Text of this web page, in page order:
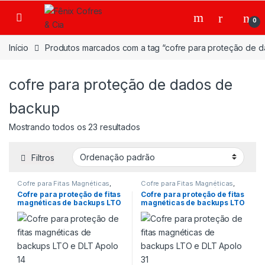
Ir para a navegação
Ir para o conteúdo
0
Início Produtos marcados com a tag “cofre para proteção de
cofre para proteção de dados de
backup
Mostrando todos os 23 resultados
Filtros
Cofre para Fitas Magnéticas,
Cofre para Fitas Magnéticas,
Cofre para proteção de
Backups,Cofre para proteção
de fitas magnéticas de backup
LTO,Cofres,Proteção 60 min
Cofre para proteção de fitas
magnéticas de backups LTO
e DLT Apolo 14
Cofre para Fitas Magnéticas,
Cofre para Fitas Magnéticas,
Cofre para proteção de
Backups,Cofre para proteção
de fitas magnéticas de backup
LTO,Cofres,Proteção 60 min
Cofre para proteção de fitas
magnéticas de backups LTO
e DLT Apolo 31